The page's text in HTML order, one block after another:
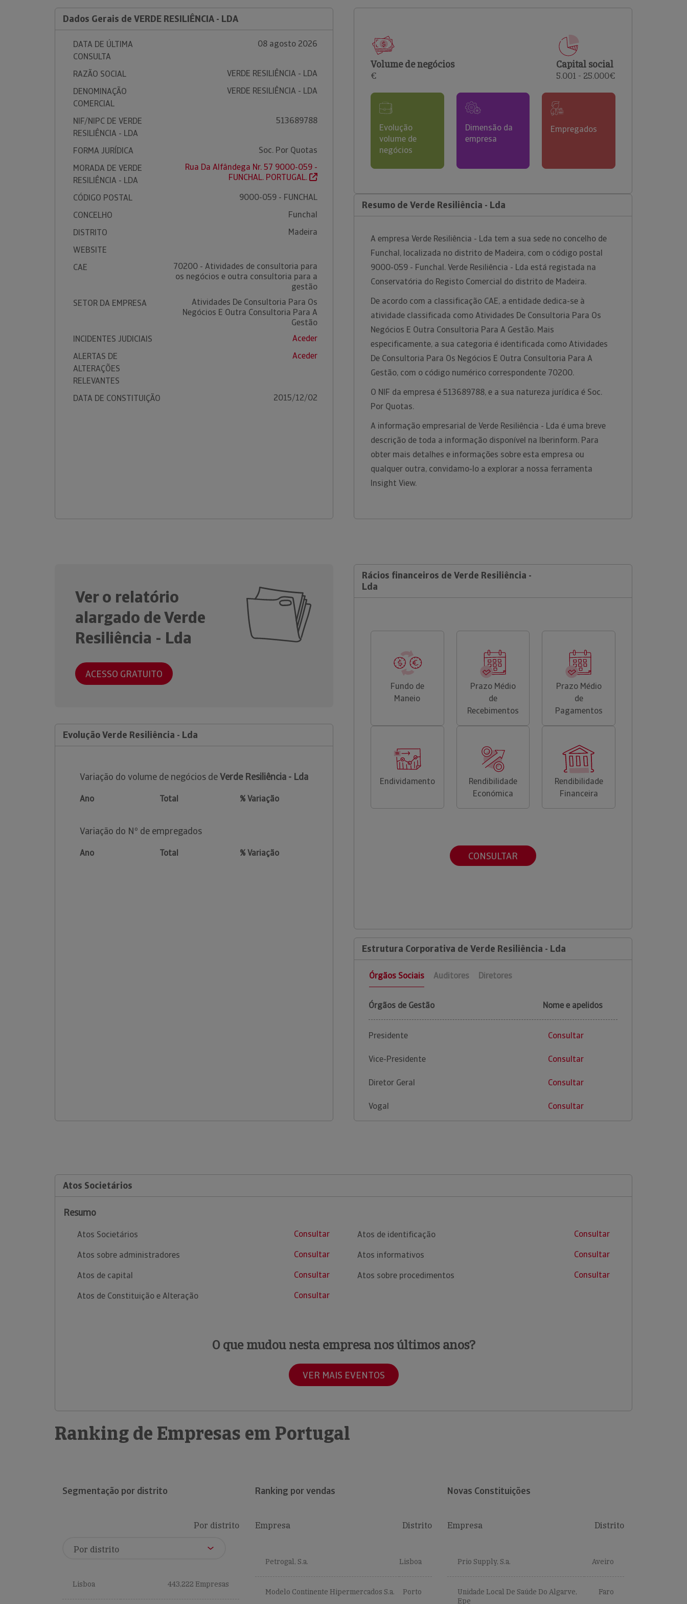
comerciais e analisar o risco de incumprimento dos
Dados Gerais de VERDE RESILIÊNCIA - LDA
DATA DE ÚLTIMA
CONSULTA
08 agosto 2026
RAZÃO SOCIAL
VERDE RESILIÊNCIA - LDA
DENOMINAÇÃO
COMERCIAL
VERDE RESILIÊNCIA - LDA
NIF/NIPC DE VERDE
RESILIÊNCIA - LDA
513689788
FORMA JURÍDICA
Soc. Por Quotas
MORADA DE VERDE
RESILIÊNCIA - LDA
Rua Da Alfândega Nr. 57 9000-059 -
FUNCHAL. PORTUGAL.
CÓDIGO POSTAL
9000-059 - FUNCHAL
CONCELHO
Funchal
DISTRITO
Madeira
WEBSITE
CAE
70200 - Atividades de consultoria para
os negócios e outra consultoria para a
gestão
SETOR DA EMPRESA
Atividades De Consultoria Para Os
Negócios E Outra Consultoria Para A
Gestão
INCIDENTES JUDICIAIS
Aceder
ALERTAS DE
ALTERAÇÕES
RELEVANTES
Aceder
DATA DE CONSTITUIÇÃO 2015/12/02
Volume de negócios
€
Capital social
5.001 - 25.000€
Evolução
volume de
negócios
Dimensão da
empresa
Empregados
Resumo de Verde Resiliência - Lda
A empresa Verde Resiliência - Lda tem a sua sede no concelho de
Funchal, localizada no distrito de Madeira, com o código postal
9000-059 - Funchal. Verde Resiliência - Lda está registada na
Conservatória do Registo Comercial do distrito de Madeira.
De acordo com a classificação CAE, a entidade dedica-se à
atividade classificada como Atividades De Consultoria Para Os
Negócios E Outra Consultoria Para A Gestão. Mais
especificamente, a sua categoria é identificada como Atividades
De Consultoria Para Os Negócios E Outra Consultoria Para A
Gestão, com o código numérico correspondente 70200.
O NIF da empresa é 513689788, e a sua natureza jurídica é Soc.
Por Quotas.
A informação empresarial de Verde Resiliência - Lda é uma breve
descrição de toda a informação disponível na Iberinform. Para
obter mais detalhes e informações sobre esta empresa ou
qualquer outra, convidamo-lo a explorar a nossa ferramenta
Insight View.
Ver o relatório
alargado de Verde
Resiliência - Lda
ACESSO GRATUITO
Evolução Verde Resiliência - Lda
Variação do volume de negócios deVerde Resiliência - Lda
Ano Total % Variação
Variação do Nº de empregados
Ano Total % Variação
Rácios financeiros de Verde Resiliência -
Lda
Fundo de
Maneio
Prazo Médio
de
Recebimentos
Prazo Médio
de
Pagamentos
Endividamento
Rendibilidade
Económica
Rendibilidade
Financeira
CONSULTAR
Estrutura Corporativa de Verde Resiliência - Lda
Órgãos Sociais Auditores Diretores
Órgãos de Gestão Nome e apelidos
Presidente Consultar
Vice-Presidente Consultar
Diretor Geral Consultar
Vogal Consultar
Atos Societários
Resumo
Atos Societários
Consultar
Atos sobre administradores
Consultar
Atos de capital
Consultar
Atos de Constituição e Alteração
Consultar
Atos de identificação
Consultar
Atos informativos
Consultar
Atos sobre procedimentos
Consultar
O que mudou nesta empresa nos últimos anos?
VER MAIS EVENTOS
Ranking de Empresas em Portugal
Segmentação por distrito
Por distrito
Lisboa 443,222 Empresas
Ranking por vendas
Empresa Distrito
Petrogal, S.a. Lisboa
Modelo Continente Hipermercados S.a. Porto
Novas Constituições
Empresa Distrito
Prio Supply, S.a. Aveiro
Unidade Local De Saúde Do Algarve,
Epe
Faro